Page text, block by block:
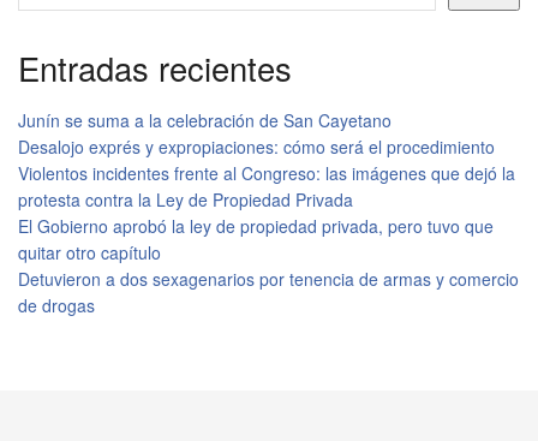
Entradas recientes
Junín se suma a la celebración de San Cayetano
Desalojo exprés y expropiaciones: cómo será el procedimiento
Violentos incidentes frente al Congreso: las imágenes que dejó la
protesta contra la Ley de Propiedad Privada
El Gobierno aprobó la ley de propiedad privada, pero tuvo que
quitar otro capítulo
Detuvieron a dos sexagenarios por tenencia de armas y comercio
de drogas